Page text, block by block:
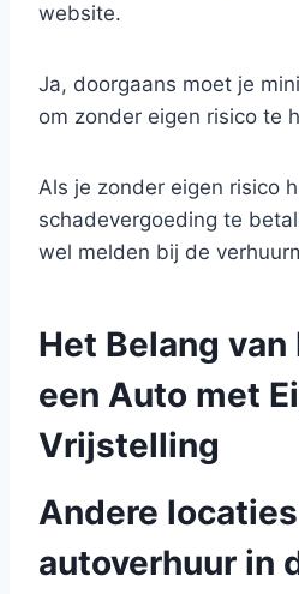
website.
Ja, doorgaans moet je
om zonder eigen risico te
Als je zonder eigen risico
schadevergoeding te
wel melden bij de
Het Belang van
een Auto met
Vrijstelling
Andere
autoverhuur in